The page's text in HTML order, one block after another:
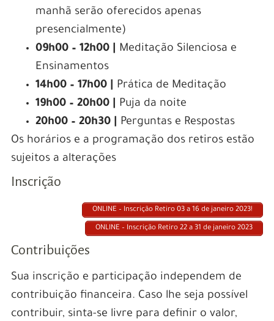
manhã serão oferecidos apenas
presencialmente)
09h00 – 12h00 |
Meditação Silenciosa e
Ensinamentos
14h00 – 17h00 |
Prática de Meditação
19h00 – 20h00 |
Puja da noite
20h00 – 20h30 |
Perguntas e Respostas
Os horários e a programação dos retiros estão
sujeitos a alterações
Inscrição
ONLINE – Inscrição Retiro 03 a 16 de janeiro 2023!
ONLINE – Inscrição Retiro 22 a 31 de janeiro 2023
Contribuições
Sua inscrição e participação independem de
contribuição financeira. Caso lhe seja possível
contribuir, sinta-se livre para definir o valor,